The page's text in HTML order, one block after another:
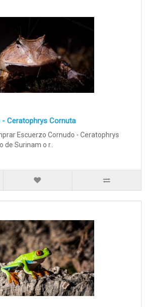
Ceratophrys Cornuta
Escuerzo Cornudo - Ceratophrys
de Surinam o r..